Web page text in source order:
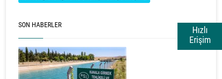
Hızlı
Erişim
SON HABERLER